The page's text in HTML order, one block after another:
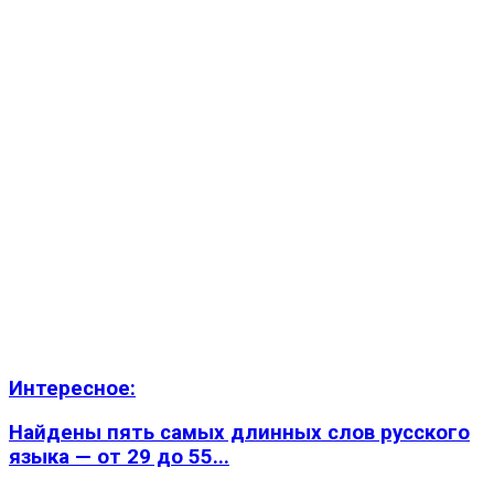
Интересное:
Найдены пять самых длинных слов русского
языка — от 29 до 55...